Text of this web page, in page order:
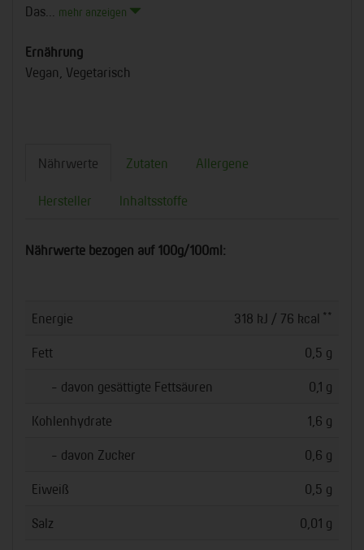
Das...
mehr anzeigen
Ernährung
Vegan, Vegetarisch
Nährwerte Zutaten Allergene
Hersteller Inhaltsstoffe
Nährwerte bezogen auf 100g/100ml:
Energie 318 kJ / 76 kcal **
Fett 0,5 g
- davon gesättigte Fettsäuren 0,1 g
Kohlenhydrate 1,6 g
- davon Zucker 0,6 g
Eiweiß 0,5 g
Salz 0,01 g